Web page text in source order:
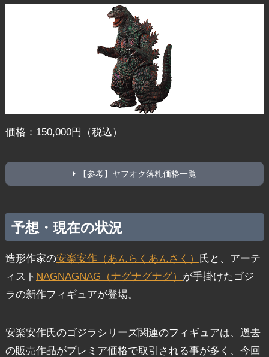
価格：150,000円（税込）
【参考】ヤフオク落札価格一覧
予想・現在の状況
造形作家の安楽安作（あんらくあんさく） 氏と、アーテ
ィスト NAGNAGNAG（ナグナグナグ） が手掛けたゴジ
ラの新作フィギュアが登場。
安楽安作氏のゴジラシリーズ関連のフィギュアは、過去
の販売作品がプレミア価格で取引される事が多く、今回